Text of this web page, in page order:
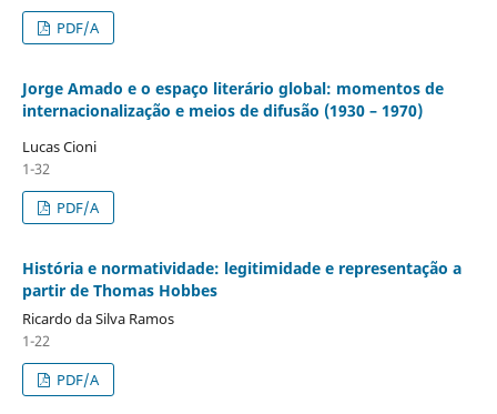
PDF/A
Jorge Amado e o espaço literário global: momentos de
internacionalização e meios de difusão (1930 – 1970)
Lucas Cioni
1-32
PDF/A
História e normatividade: legitimidade e representação a
partir de Thomas Hobbes
Ricardo da Silva Ramos
1-22
PDF/A